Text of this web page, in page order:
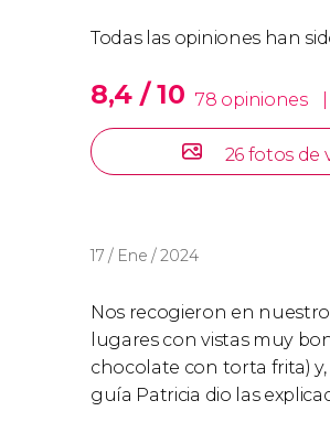
Todas las opiniones han
8,4 / 10 78 opiniones
26 fotos de
17 / Ene / 2024
Nos recogieron en
lugares con vistas muy
chocolate con torta frita)
guía Patricia dio las